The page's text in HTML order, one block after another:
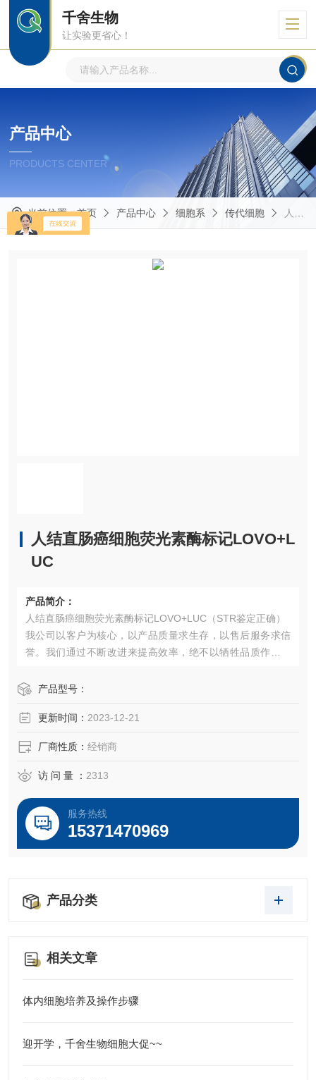
千舍生物
让实验更省心！
产品中心
PRODUCTS CENTER
当前位置：首页 产品中心 细胞系 传代细胞 人结直肠癌细胞荧光素酶标记LOVO+LUC
人结直肠癌细胞荧光素酶标记LOVO+L
UC
产品简介：
人结直肠癌细胞荧光素酶标记LOVO+LUC（STR鉴定正确）
我公司以客户为核心，以产品质量求生存，以售后服务求信
誉。我们通过不断改进来提高效率，绝不以牺牲品质作为代
携手合作，共创辉煌！
产品型号：
更新时间： 2023-12-21
厂商性质： 经销商
访 问 量 ： 2313
服务热线
15371470969
产品分类
相关文章
体内细胞培养及操作步骤
迎开学，千舍生物细胞大促~~